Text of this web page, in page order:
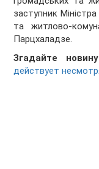
заступник
та житлово-
Парцхаладзе.
Згадайте
действует